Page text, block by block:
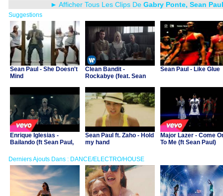
► Afficher Tous Les Clips De Gabry Ponte, Sean
Suggestions
Sean Paul - She Doesn't
Mind
Clean Bandit -
Rockabye (feat. Sean
Sean Paul - Like Glue
Enrique Iglesias -
Bailando (ft Sean Paul,
De Zona)
Sean Paul ft. Zaho - Hold
my hand
Major Lazer - Come
To Me (ft Sean Paul)
Derniers Ajouts Dans : DANCE/ELECTRO/HOUSE